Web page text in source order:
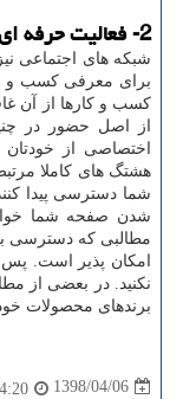
2- فعالیت حرفه ای در شبکه های اجتماعی
شبکه های اجتماعی
برای معرفی کسب و
کسب و کارها از آن
از اصل حضور در
اختصاصی از
هشتگ های کاملا
شما دسترسی پیدا
شدن صفحه شما
مطالبی که دسترسی
امکان پذیر است.
نکنید. در بعضی از
برندهای محصولات
1398/04/06